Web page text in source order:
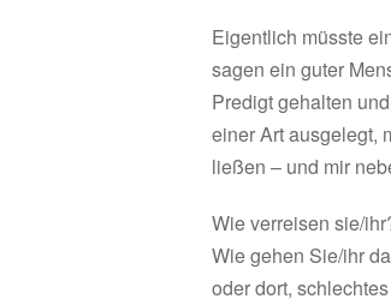
Eigentlich müsste
sagen ein guter
Predigt gehalten
einer Art ausgelegt,
ließen – und mir
Wie verreisen sie/
Wie gehen Sie/ihr
oder dort,